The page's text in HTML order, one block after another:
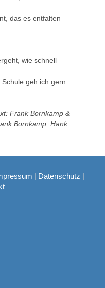
das es entfalten
wie schnell
geh ich gern
Frank Bornkamp &
Bornkamp, Hank
| Datenschutz |